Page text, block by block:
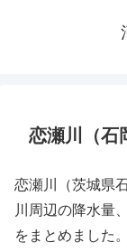
恋瀬川（石
恋瀬川（茨城県
川周辺の降水量
をまとめました。